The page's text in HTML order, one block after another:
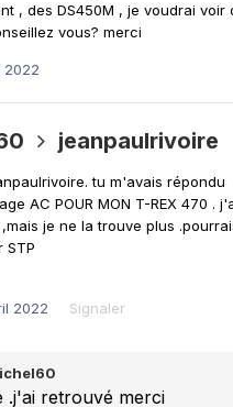
, des DS450M , je voudrai voir
vous? merci
2022
jeanpaulrivoire
tu m'avais
AC POUR MON T-REX 470 .
je ne la trouve plus
STP
2022 Signaler
.j'ai retrouvé merci